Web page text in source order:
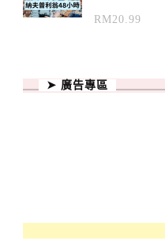
RM20.99
➤ 廣告專區